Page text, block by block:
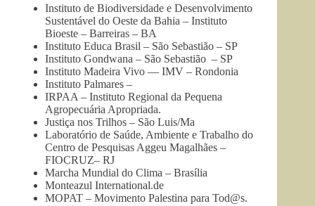
Instituto de Biodiversidade e Desenvolvimento
Sustentável do Oeste da Bahia – Instituto
Bioeste – Barreiras – BA
Instituto Educa Brasil – São Sebastião – SP
Instituto Gondwana – São Sebastião – SP
Instituto Madeira Vivo — IMV – Rondonia
Instituto Palmares –
IRPAA – Instituto Regional da Pequena
Agropecuária Apropriada.
Justiça nos Trilhos – São Luis/Ma
Laboratório de Saúde, Ambiente e Trabalho do
Centro de Pesquisas Aggeu Magalhães –
FIOCRUZ– RJ
Marcha Mundial do Clima – Brasília
Monteazul International.de
MOPAT – Movimento Palestina para Tod@s.